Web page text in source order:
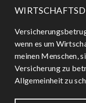
wenn es um
meinen Menschen,
Versicherung zu
Allgemeinheit zu